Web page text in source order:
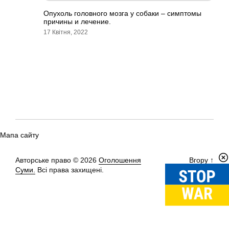
Опухоль головного мозга у собаки – симптомы
причины и лечение.
17 Квітня, 2022
Мапа сайту
Авторське право © 2026 Оголошення
Суми.
Всі права захищені.
Вгору ↑